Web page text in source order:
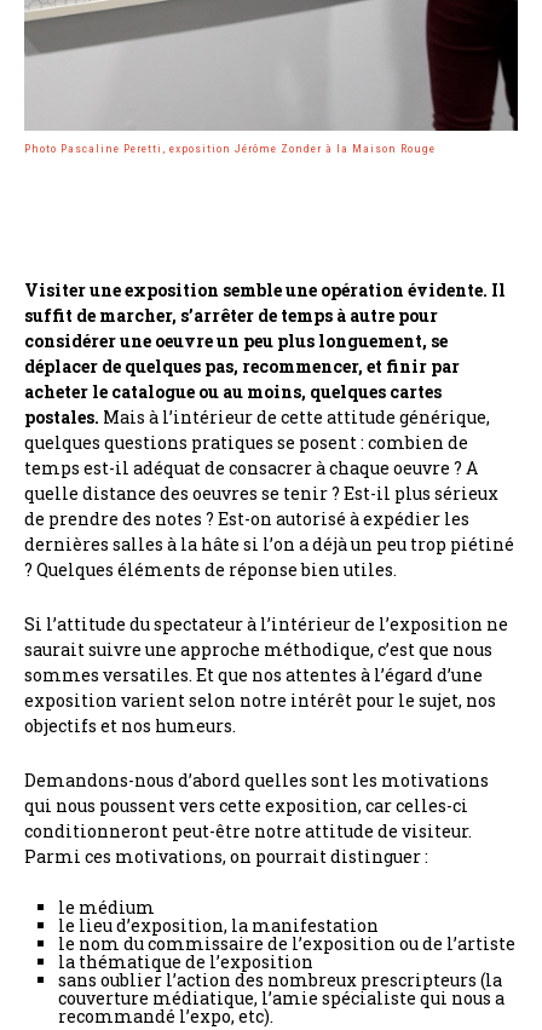
Photo Pascaline Peretti, exposition Jérôme Zonder à la Maison Rouge
Visiter une exposition semble une opération évidente. Il
suffit de marcher, s’arrêter de temps à autre pour
considérer une oeuvre un peu plus longuement, se
déplacer de quelques pas, recommencer, et finir par
acheter le catalogue ou au moins, quelques cartes
postales. Mais à l’intérieur de cette attitude générique,
quelques questions pratiques se posent : combien de
temps est-il adéquat de consacrer à chaque oeuvre ? A
quelle distance des oeuvres se tenir ? Est-il plus sérieux
de prendre des notes ? Est-on autorisé à expédier les
dernières salles à la hâte si l’on a déjà un peu trop piétiné
? Quelques éléments de réponse bien utiles.
Si l’attitude du spectateur à l’intérieur de l’exposition ne
saurait suivre une approche méthodique, c’est que nous
sommes versatiles. Et que nos attentes à l’égard d’une
exposition varient selon notre intérêt pour le sujet, nos
objectifs et nos humeurs.
Demandons-nous d’abord quelles sont les motivations
qui nous poussent vers cette exposition, car celles-ci
conditionneront peut-être notre attitude de visiteur.
Parmi ces motivations, on pourrait distinguer :
le médium
le lieu d’exposition, la manifestation
le nom du commissaire de l’exposition ou de l’artiste
la thématique de l’exposition
sans oublier l’action des nombreux prescripteurs (la
couverture médiatique, l’amie spécialiste qui nous a
recommandé l’expo, etc).